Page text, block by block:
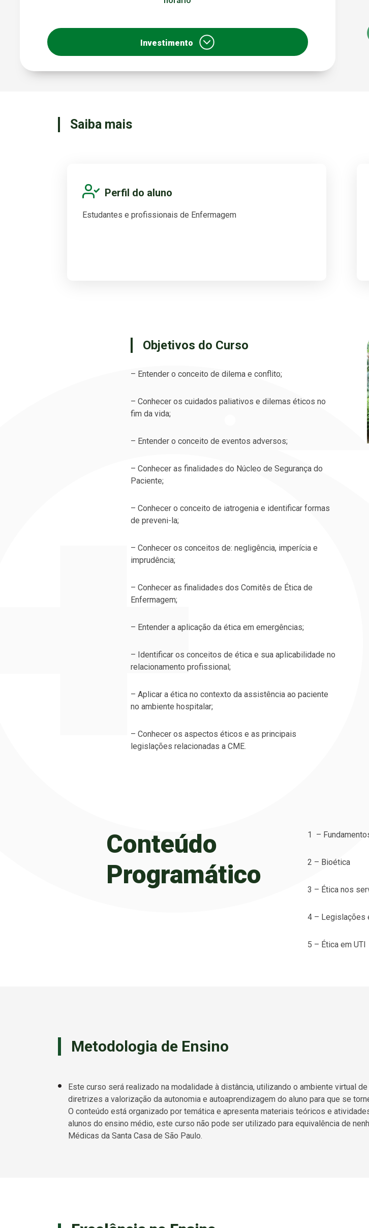
Investimento
Saiba mais
Perfil do aluno
Estudantes e profissionais de Enfermagem
Objetivos do Curso
– Entender o conceito de dilema e conflito; ​
– Conhecer os cuidados paliativos e dilemas éticos no
fim da vida; ​
– Entender o conceito de eventos adversos; ​
– Conhecer as finalidades do Núcleo de Segurança do
Paciente; ​
– Conhecer o conceito de iatrogenia e identificar formas
de preveni-la; ​
– Conhecer os conceitos de: negligência, imperícia e
imprudência;
– Conhecer as finalidades dos Comitês de Ética de
Enfermagem;
– Entender a aplicação da ética em emergências;
– Identificar os conceitos de ética e sua aplicabilidade no
relacionamento profissional;
– Aplicar a ética no contexto da assistência ao paciente
no ambiente hospitalar;
– Conhecer os aspectos éticos e as principais
legislações relacionadas a CME.​
Conteúdo
Programático
1 –
2 – Bioética
3 – Ética nos
4 – Legislações
5 – Ética em UTI
Metodologia de Ensino
Este curso será realizado na modalidade à distância, utilizando o ambiente virtual
diretrizes a valorização da autonomia e autoaprendizagem do aluno para que se
O conteúdo está organizado por temática e apresenta materiais teóricos e
alunos do ensino médio, este curso não pode ser utilizado para equivalência de
Médicas da Santa Casa de São Paulo.